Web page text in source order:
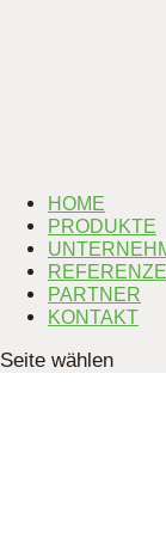
HOME
PRODUKTE
PARTNER
KONTAKT
Seite wählen